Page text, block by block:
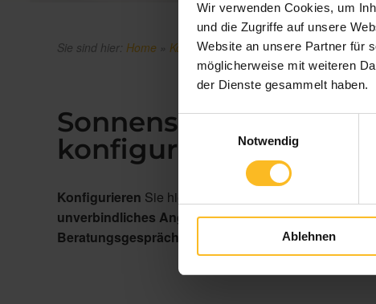
Wir verwenden Cookies, um
und die Zugriffe auf unsere
Website an unsere Partner für
möglicherweise mit weiteren
der Dienste gesammelt haben.
Notwendig
Ablehnen
Sie sind hier: Home » Konfiguration & Preise»Sonnenschutz
Sonnenschutz auf
konfigurieren und
Konfigurieren Sie hier auf der Seite Ihren neuen
unverbindliches Angebotper E-Mail. Da jeder
Beratungsgespräch und schneiden den